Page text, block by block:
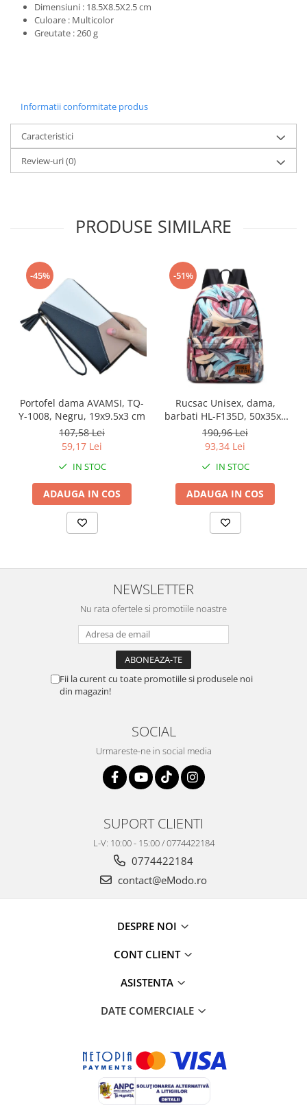
Dimensiuni : 18.5X8.5X2.5 cm
Culoare : Multicolor
Greutate : 260 g
Informatii conformitate produs
Caracteristici
Review-uri(0)
PRODUSE SIMILARE
-45%
Portofel dama AVAMSI, TQ-
Y-1008, Negru, 19x9.5x3 cm
107,58 Lei
59,17 Lei
IN STOC
ADAUGA IN COS
-51%
Rucsac Unisex, dama,
barbati HL-F135D, 50x35x8
cm, Multicolor
190,96 Lei
93,34 Lei
IN STOC
ADAUGA IN COS
NEWSLETTER
Nu rata ofertele si promotiile noastre
Fii la curent cu toate promotiile si produsele noi
din magazin!
SOCIAL
Urmareste-ne in social media
SUPORT CLIENTI
L-V: 10:00 - 15:00 / 0774422184
0774422184
contact@eModo.ro
DESPRE NOI
CONT CLIENT
ASISTENTA
DATE COMERCIALE